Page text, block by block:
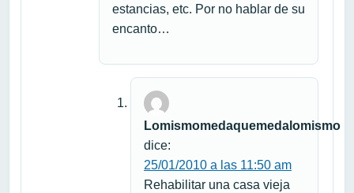
estancias, etc. Por no hablar de su
encanto…
Lomismomedaquemedalomismo
dice:
25/01/2010 a las 11:50 am
Rehabilitar una casa vieja